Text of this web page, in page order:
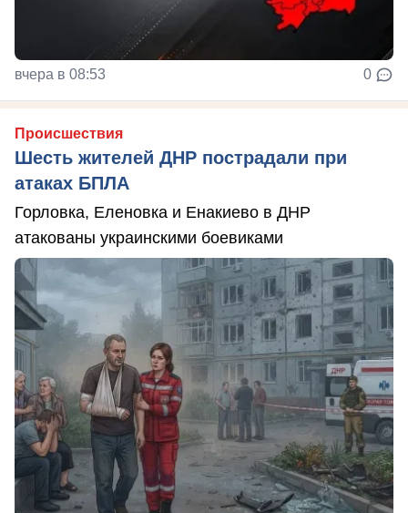
вчера в 08:53 0
Происшествия
Шесть жителей ДНР пострадали при
атаках БПЛА
Горловка, Еленовка и Енакиево в ДНР
атакованы украинскими боевиками